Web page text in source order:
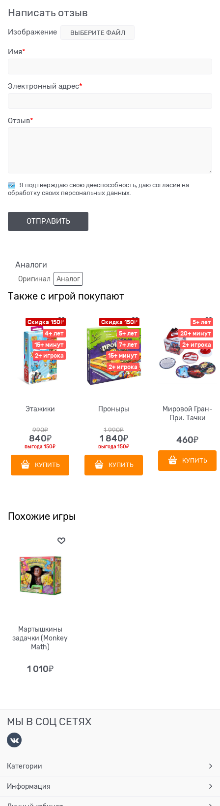
Написать отзыв
Изображение ВЫБЕРИТЕ ФАЙЛ
Имя
Электронный адрес
Отзыв
Я подтверждаю свою дееспособность, даю согласие на
обработку своих персональных данных.
Аналоги
Оригинал Аналог
Также с игрой покупают
Скидка 150₽
4+ лет
15+ минут
2+ игрока
Этажики
990₽
840₽
выгода150₽
КУПИТЬ
Скидка 150₽
5+ лет
7+ лет
15+ минут
2+ игрока
Проныры
1 990₽
1 840₽
выгода150₽
КУПИТЬ
5+ лет
20+ минут
2+ игрока
Мировой Гран-
При. Тачки
460₽
КУПИТЬ
Похожие игры
Мартышкины
задачки (Monkey
Math)
1 010₽
МЫ В СОЦ СЕТЯХ
Категории
Информация